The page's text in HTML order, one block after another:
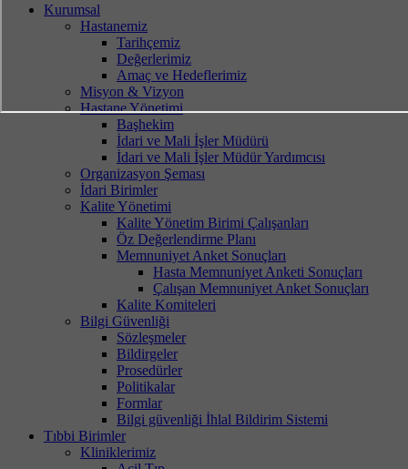
Kurumsal
Hastanemiz
Tarihçemiz
Değerlerimiz
Amaç ve Hedeflerimiz
Misyon & Vizyon
Hastane Yönetimi
Başhekim
İdari ve Mali İşler Müdürü
İdari ve Mali İşler Müdür Yardımcısı
Organizasyon Şeması
İdari Birimler
Kalite Yönetimi
Kalite Yönetim Birimi Çalışanları
Öz Değerlendirme Planı
Memnuniyet Anket Sonuçları
Hasta Memnuniyet Anketi Sonuçları
Çalışan Memnuniyet Anket Sonuçları
Kalite Komiteleri
Bilgi Güvenliği
Sözleşmeler
Bildirgeler
Prosedürler
Politikalar
Formlar
Bilgi güvenliği İhlal Bildirim Sistemi
Tıbbi Birimler
Kliniklerimiz